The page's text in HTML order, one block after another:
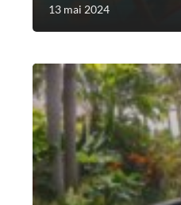
13 mai 2024